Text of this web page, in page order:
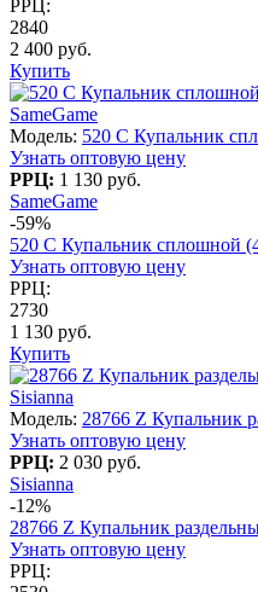
РРЦ:
2840
2 400 руб.
Купить
SameGame
Модель: 520 C Купальник
Узнать оптовую цену
РРЦ: 1 130 руб.
SameGame
-59%
520 C Купальник сплошной
Узнать оптовую цену
РРЦ:
2730
1 130 руб.
Купить
Sisianna
Модель: 28766 Z Купальник
Узнать оптовую цену
РРЦ: 2 030 руб.
Sisianna
-12%
28766 Z Купальник
Узнать оптовую цену
РРЦ: